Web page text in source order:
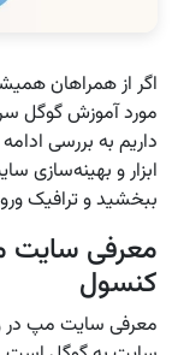
اگر از همراهان
مورد آموزش گوگل
داریم به بررسی
ابزار و بهینه‌سازی
ببخشید و ترافیک
معرفی سایت
کنسول
معرفی سایت مپ